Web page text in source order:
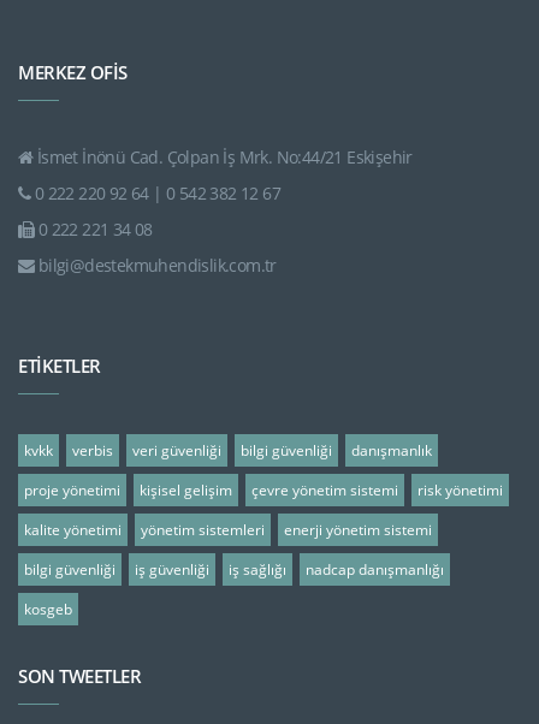
MERKEZ OFİS
İsmet İnönü Cad. Çolpan İş Mrk. No:44/21 Eskişehir
0 222 220 92 64 | 0 542 382 12 67
0 222 221 34 08
bilgi@destekmuhendislik.com.tr
ETİKETLER
kvkk verbis veri güvenliği bilgi güvenliği
danışmanlık
proje yönetimi
kişisel gelişim çevre yönetim sistemi
risk yönetimi
kalite yönetimi
yönetim sistemleri
enerji yönetim sistemi
bilgi güvenliği
iş güvenliği iş sağlığı
nadcap danışmanlığı
kosgeb
SON TWEETLER